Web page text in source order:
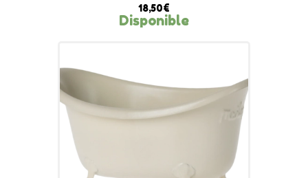
18,50€
Disponible